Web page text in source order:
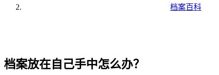
档案百科
档案放在自己手中怎么办？